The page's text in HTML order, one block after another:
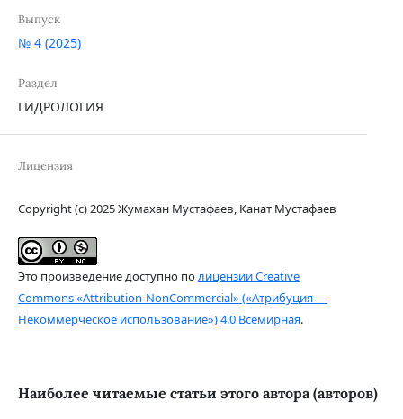
Выпуск
№ 4 (2025)
Раздел
ГИДРОЛОГИЯ
Лицензия
Copyright (c) 2025 Жумахан Мустафаев, Канат Мустафаев
Это произведение доступно по лицензии Creative
Commons «Attribution-NonCommercial» («Атрибуция —
Некоммерческое использование») 4.0 Всемирная.
Наиболее читаемые статьи этого автора (авторов)